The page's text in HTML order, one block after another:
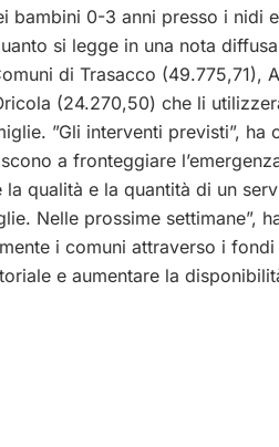
bambini 0-3 anni presso i nidi
si legge in una nota
di Trasacco (49.775,71),
(24.270,50) che li
”Gli interventi previsti”, ha
a fronteggiare
la qualità e la quantità di un
Nelle prossime settimane”,
i comuni attraverso i
e aumentare la